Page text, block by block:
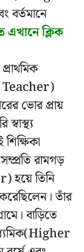
বর্তমানে
ক্লিক
Teacher)
ভোর প্রায়
রামগড়
হয়ে তিনি
তাঁর
বাড়িতে